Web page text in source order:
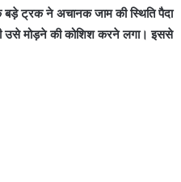
ट्रक ने अचानक जाम की स्थिति पैदा
उसे मोड़ने की कोशिश करने लगा। इससे